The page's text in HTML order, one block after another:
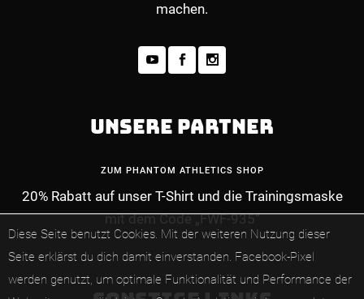
Diese Seite benutzt Cookies. Mit der weiteren Nutzung dieser
Seite erklärst du dich damit einverstanden. Facebook-Pixel
werden genutzt, um optimale Funktionalität und Performance der
MEHR INFOS ZUM PREMIUM-
machen.
UNSERE PARTNER
ZUM PHANTOM ATHLETICS SHOP
20% Rabatt auf unser T-Shirt und die Trainingsmaske
mit dem Code „FWF-935“